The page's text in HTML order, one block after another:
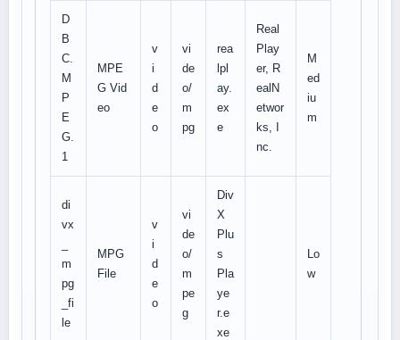
D
B
C.
M
P
E
G.
1
MPE
G Vid
eo
v
i
d
e
o
vi
de
o/
m
pg
rea
lpl
ay.
ex
e
Real
Play
er, R
ealN
etwor
ks, I
nc.
M
ed
iu
m
di
vx
m
pg
_fi
le
MPG
File
v
i
d
e
o
vi
de
o/
m
pe
g
Div
X
Plu
s
Pla
ye
r.e
xe
Lo
w